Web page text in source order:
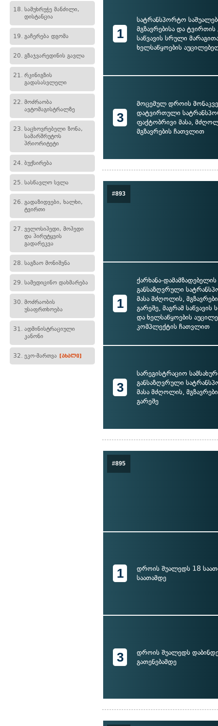
18. სამუხრუჭე მანძილი,
დისტანცია
19. გაჩერება დგომა
20. გზაჯვარედინის გავლა
21. რკინიგზის
გადასასვლელი
22. მოძრაობა
ავტომაგისტრალზე
23. საცხოვრებელი ზონა,
სამარშრუტოს
პრიორიტეტი
24. ბუქსირება
25. სასწავლო სვლა
26. გადაზიდვები, ხალხი,
ტვირთი
27. ველოსიპედი, მოპედი
და პირუტყვის
გადარეკვა
28. საგზაო მონიშვნა
29. სამედიცინო დახმარება
30. მოძრაობის
უსაფრთხოება
31. ადმინისტრაციული
კანონი
32. ეკო-მართვა [ახალი]
1
სატრანსპორტო
მგზავრებისა და ტვირთის
საწვავის სრული
ხელსაწყოების
3
მოცემულ დროის
დატვირთული
ფაქტობრივი მასა,
მგზავრების ჩათვლით
#893
1
ქარხანა-
განსაზღვრული
მასა მძღოლის,
გარეშე, მაგრამ საწვავის
და ხელსაწყოების
კომპლექტის ჩათვლით
3
სარეგისტრაციო
განსაზღვრული
მასა მძღოლის,
გარეშე
#895
1
დროის შუალედს 18
საათამდე
3
დროის შუალედს
გათენებამდე